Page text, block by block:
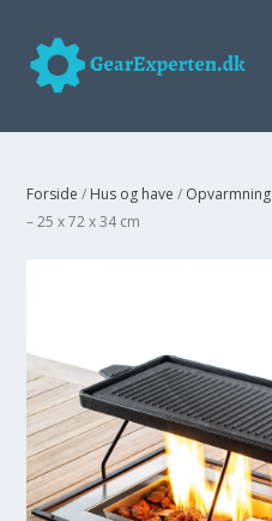
Forside / Hus og have / Opvarmning
– 25 x 72 x 34 cm